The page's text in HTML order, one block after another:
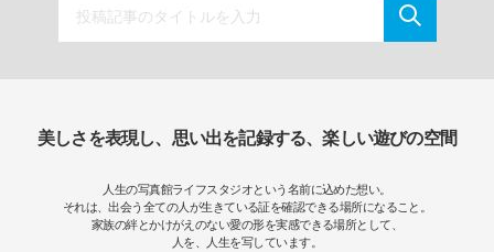
美しさを表現し、思い出を記録する、楽しい遊びの空間
人生の写真館ライフスタジオという名前に込めた想い。
それは、出会う全ての人が生きている証を確認できる場所になること。
家族の絆とかけがえのない愛の形を実感できる場所として、
人を、人生を写しています。